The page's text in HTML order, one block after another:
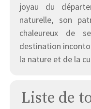
joyau du
naturelle, son
chaleureux de
destination
la nature et de la
Liste de